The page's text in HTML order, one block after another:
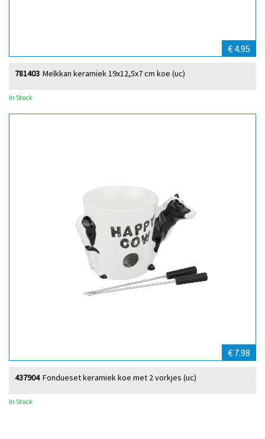
€ 4.95
Melkkan keramiek 19x12,5x7 cm koe (uc)
781403
In Stock
€ 7.98
Fondueset keramiek koe met 2 vorkjes (uc)
437904
In Stock